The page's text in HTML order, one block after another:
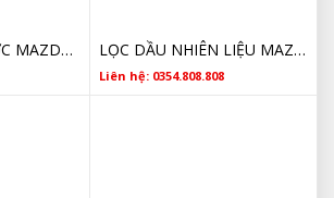
MÁ PHANH TRƯỚC MAZDA BT50 AB3Z2V001A 2013 2014 2015 2016 2017 2018 2019 2020 2021 LỌC DẦU NHIÊN LIỆU MAZDA BT50 2012- 2021 AB399176AC CHÍNH HÃNG
Liên hệ: 0354.808.808